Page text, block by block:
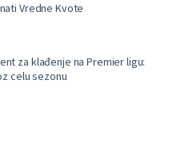
Vredne Kvote
za klađenje na Premier ligu:
celu sezonu